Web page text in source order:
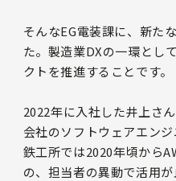
そんなEG電装課に、新た
た。製造業DXの一環とし
クトを推進することです。
2022年に入社した井上さ
会社のソフトウェアエン
鉄工所では2020年頃から
の、担当者の異動で活用